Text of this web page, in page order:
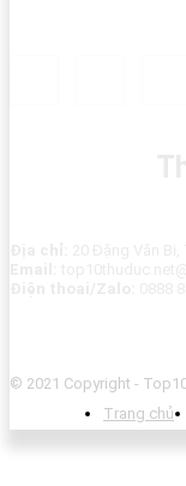
© 2021 Copyright -
Trang chủ